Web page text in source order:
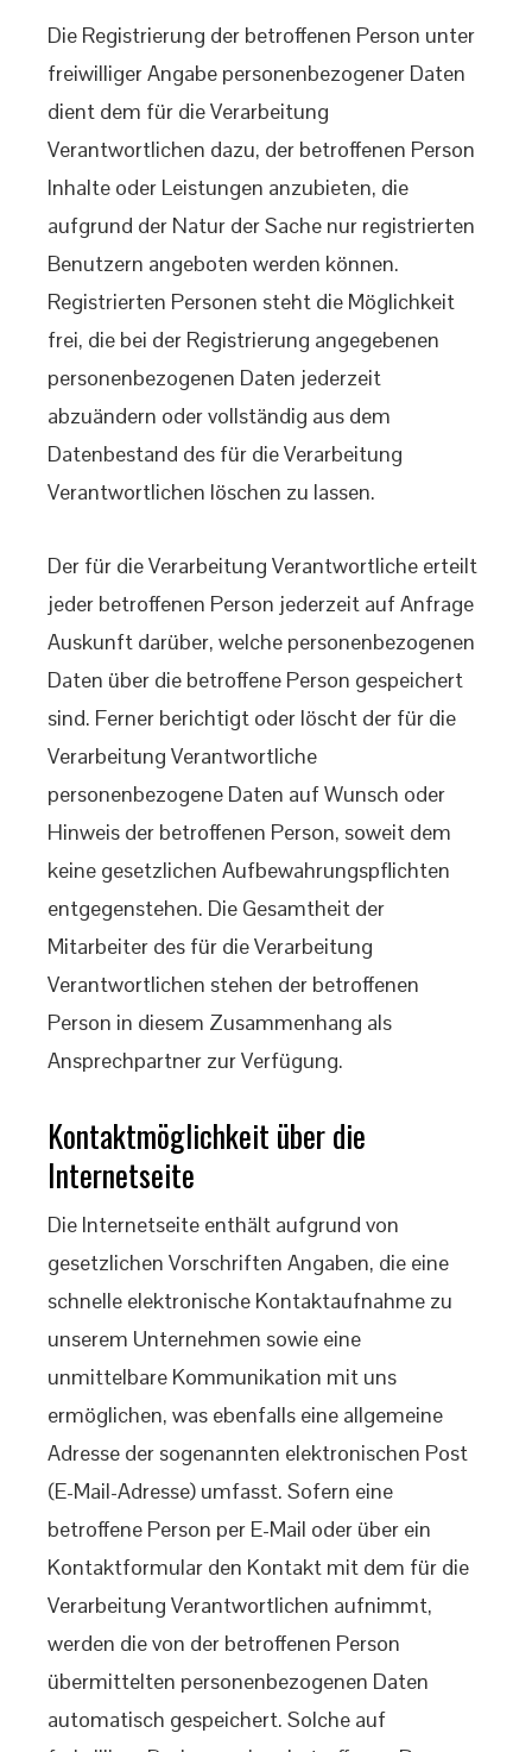
Die Registrierung der betroffenen Person unter
freiwilliger Angabe personenbezogener Daten
dient dem für die Verarbeitung
Verantwortlichen dazu, der betroffenen Person
Inhalte oder Leistungen anzubieten, die
aufgrund der Natur der Sache nur registrierten
Benutzern angeboten werden können.
Registrierten Personen steht die Möglichkeit
frei, die bei der Registrierung angegebenen
personenbezogenen Daten jederzeit
abzuändern oder vollständig aus dem
Datenbestand des für die Verarbeitung
Verantwortlichen löschen zu lassen.
Der für die Verarbeitung Verantwortliche erteilt
jeder betroffenen Person jederzeit auf Anfrage
Auskunft darüber, welche personenbezogenen
Daten über die betroffene Person gespeichert
sind. Ferner berichtigt oder löscht der für die
Verarbeitung Verantwortliche
personenbezogene Daten auf Wunsch oder
Hinweis der betroffenen Person, soweit dem
keine gesetzlichen Aufbewahrungspflichten
entgegenstehen. Die Gesamtheit der
Mitarbeiter des für die Verarbeitung
Verantwortlichen stehen der betroffenen
Person in diesem Zusammenhang als
Ansprechpartner zur Verfügung.
Kontaktmöglichkeit über die
Internetseite
Die Internetseite enthält aufgrund von
gesetzlichen Vorschriften Angaben, die eine
schnelle elektronische Kontaktaufnahme zu
unserem Unternehmen sowie eine
unmittelbare Kommunikation mit uns
ermöglichen, was ebenfalls eine allgemeine
Adresse der sogenannten elektronischen Post
(E-Mail-Adresse) umfasst. Sofern eine
betroffene Person per E-Mail oder über ein
Kontaktformular den Kontakt mit dem für die
Verarbeitung Verantwortlichen aufnimmt,
werden die von der betroffenen Person
übermittelten personenbezogenen Daten
automatisch gespeichert. Solche auf